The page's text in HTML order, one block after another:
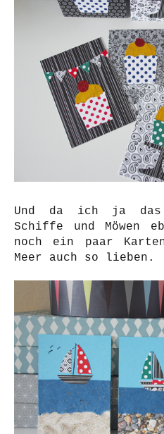
Und da ich ja das
Schiffe und Möwen
noch ein paar
Meer auch so lieben.